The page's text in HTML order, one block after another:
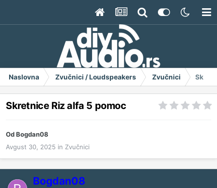
Naslovna Zvučnici / Loudspeakers Zvučnici
Skretnice Riz alfa 5 pomoc
OdBogdan08
Avgust 30, 2025 in Zvučnici
Bogdan08